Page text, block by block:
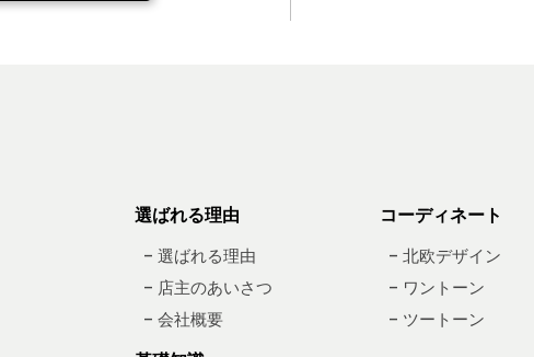
選ばれる理由
– 選ばれる理由
– 店主のあいさつ
– 会社概要
コーディネート
– 北欧デザイン
– ワントーン
– ツートーン